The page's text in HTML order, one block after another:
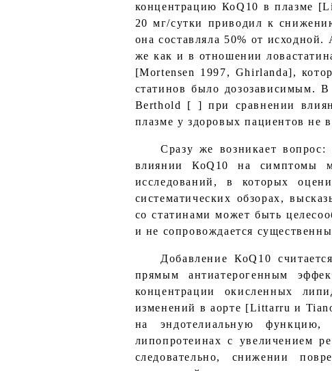
концентрацию КоQ10 в плазме
20 мг/сутки приводил к
она составляла 50% от
же как и в отношении
[Mortensen 1997, Ghirlanda],
статинов было дозозависимым.
Berthold [ ] при сравнении
плазме у здоровых пациентов не
Сразу же возникает
влиянии КоQ10 на симптомы
исследований, в которых
систематических обзорах,
со статинами может быть
и не сопровождается
Добавление КоQ10
прямым антиатерогенным
концентрации окисленных
изменений в аорте [Littarru и
на эндотелиальную функцию,
липопротеинах с увеличением
следовательно, снижении